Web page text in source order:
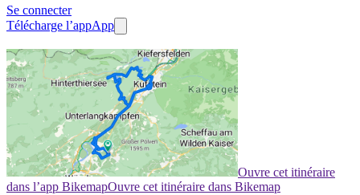
Se connecter
Télécharge l’appApp
Ouvre cet itinéraire
dans l’app BikemapOuvre cet itinéraire dans Bikemap